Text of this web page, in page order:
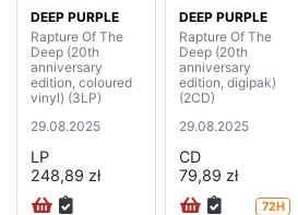
DEEP PURPLE
Rapture Of The
Deep (20th
anniversary
edition, coloured
vinyl) (3LP)
29.08.2025
LP
248,89 zł
DEEP PURPLE
Rapture Of The
Deep (20th
anniversary
edition, digipak)
(2CD)
29.08.2025
CD
79,89 zł
72H